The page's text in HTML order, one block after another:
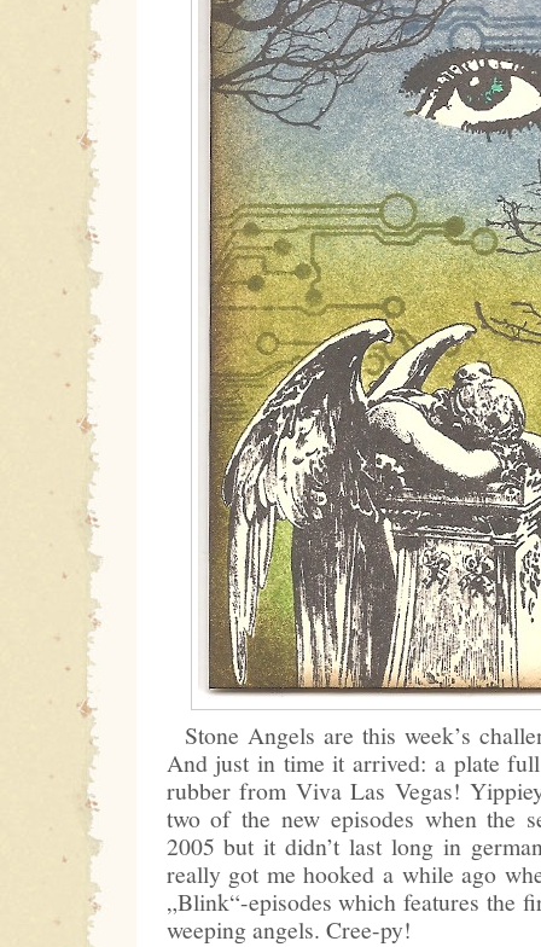
Stone Angels are this week’s
And just in time it arrived: a plate
rubber from Viva Las Vegas!
two of the new episodes when the
2005 but it didn’t last long in
really got me hooked a while ago
„Blink“-episodes which features the
weeping angels. Cree-py!